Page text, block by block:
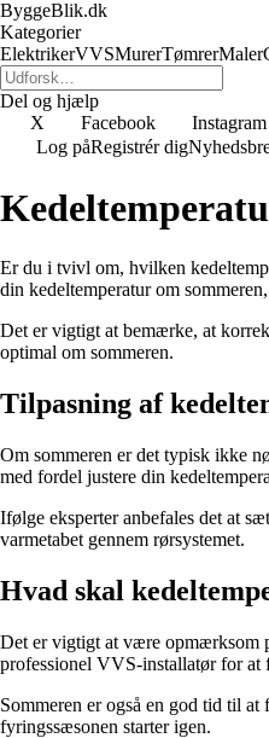
ByggeBlik.dk
Kategorier
ElektrikerVVSMurerTømrerMaler
Del og hjælp
X
Facebook Instagram
Log påRegistrér dig
Er du i tvivl om, hvilken
din kedeltemperatur om
Det er vigtigt at bemærke, at
optimal om sommeren.
Tilpasning af
Om sommeren er det typisk ikke
med fordel justere din
Ifølge eksperter anbefales det at
varmetabet gennem rørsystemet.
Hvad skal
Det er vigtigt at være opmærksom
professionel VVS-installatør for at
Sommeren er også en god tid til
fyringssæsonen starter igen.